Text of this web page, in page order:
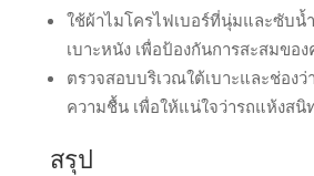
ใช้ผ้าไมโครไฟเบอร์ที่นุ่มและซับน้
เบาะหนัง เพื่อป้องกันการสะสมขอ
ตรวจสอบบริเวณใต้เบาะและช่องว่
ความชื้น เพื่อให้แน่ใจว่ารถแห้งสนิ
สรุป